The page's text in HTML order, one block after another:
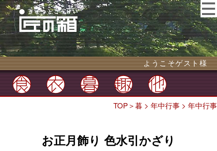
ようこそゲスト様
TOP＞暮 > 年中行事 > 年中行事
お正月飾り 色水引かざり